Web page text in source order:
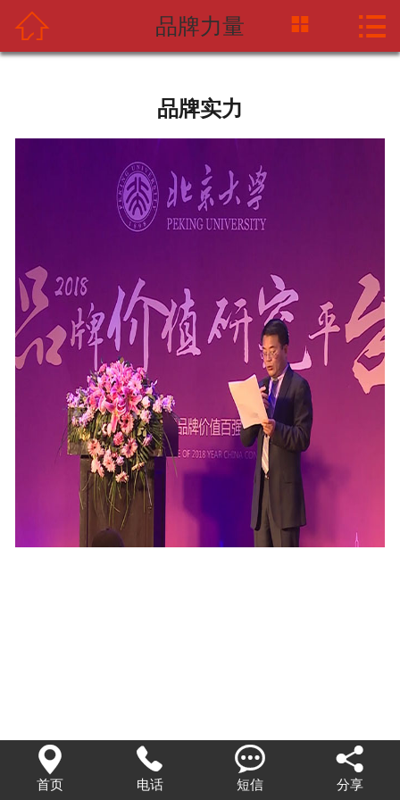
网站首页
联系我们
 品牌力量  
品牌实力

首页

电话

短信

分享